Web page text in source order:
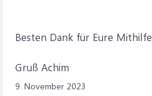
Besten Dank für Eure Mithilfe
Gruß Achim
9. November 2023